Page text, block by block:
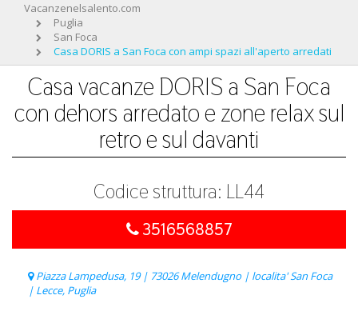
Vacanzenelsalento.com
Puglia
San Foca
Casa DORIS a San Foca con ampi spazi all'aperto arredati
Casa vacanze DORIS a San Foca
con dehors arredato e zone relax sul
retro e sul davanti
Codice struttura: LL44
3516568857
Piazza Lampedusa, 19 | 73026 Melendugno | localita' San Foca
| Lecce, Puglia